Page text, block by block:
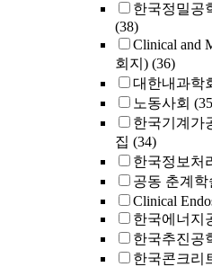
한국정밀공
(38)
Clinical and
회지) (36)
대한내과학
노동사회
한국기계가
집 (34)
한국정보처
공동 춘계학
Clinical
한국에너지
한국추진공
한국콘크리